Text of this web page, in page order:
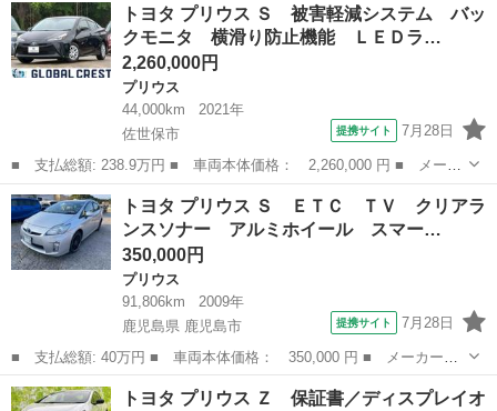
ブレーキ 地デジ スマートキ－ 盗難防止 ナビＴＶ ＤＶＤ視聴
可能 横...
トヨタ プリウス Ｓ 被害軽減システム バッ
クモニタ 横滑り防止機能 ＬＥＤラ…
2,260,000円
プリウス
44,000km
2021年
佐世保市
提携サイト 7月28日
■ 支払総額: 238.9万円 ■ 車両本体価格： 2,260,000 円 ■ メーカ
ー名： トヨタ ■ 車種名： プリウス ■ グレード名： Ｓ 被害
軽減システム バックモニタ 横滑り防止機能 ＬＥＤランプ ＥＴ
Ｃ車載器...
長崎 佐世保市 プリウス
トヨタ プリウス Ｓ ＥＴＣ ＴＶ クリアラ
ンスソナー アルミホイール スマー…
350,000円
プリウス
91,806km
2009年
鹿児島県 鹿児島市
提携サイト 7月28日
■ 支払総額: 40万円 ■ 車両本体価格： 350,000 円 ■ メーカー
名： トヨタ ■ 車種名： プリウス ■ グレード名： Ｓ ＥＴ
Ｃ ＴＶ クリアランスソナー アルミホイール スマートキー 電
鹿児島 鹿児島市 プリウス
トヨタ プリウス Ｚ 保証書／ディスプレイオ